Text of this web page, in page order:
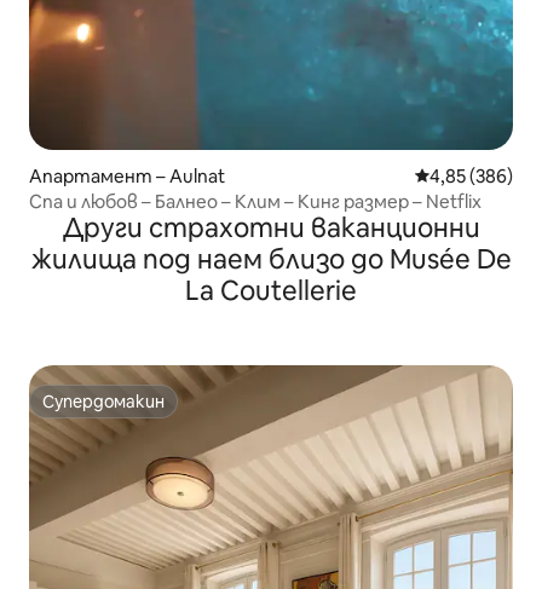
Апартамент – Aulnat Средна
4,85 (386)
Спа и любов – Балнео – Клим – Кинг размер – Netflix
Други страхотни ваканционни
жилища под наем близо до Musée De
La Coutellerie
Супердомакин
Супердомакин